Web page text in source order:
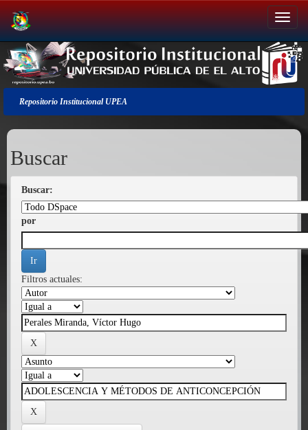
Salir
de
la
navegación
Repositorio Institucional UPEA
Buscar
Buscar:
por
Filtros actuales: